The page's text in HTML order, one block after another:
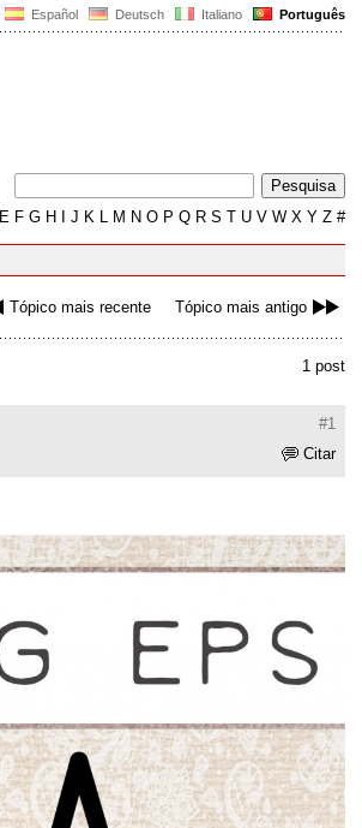
Español Deutsch Italiano Português
E F G H J K L M N O P Q R S T U V W X Y Z #
Tópico mais recente Tópico mais antigo
1 post
#1
Citar